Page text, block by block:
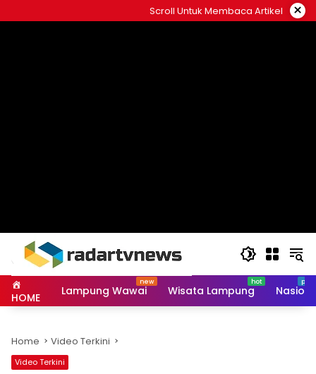
to
Scroll Untuk Membaca Artikel ×
HOME Lampung Wawai Wisata Lampung
Home Video Terkini
Video Terkini